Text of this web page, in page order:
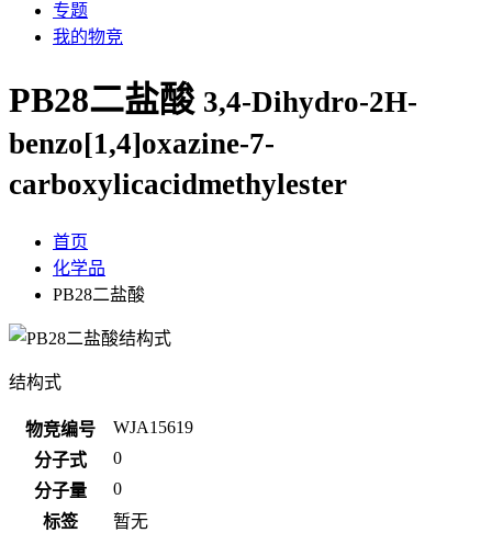
专题
我的物竞
PB28二盐酸 3,4-Dihydro-2H-
benzo[1,4]oxazine-7-
carboxylicacidmethylester
首页
化学品
PB28二盐酸
结构式
物竞编号
WJA15619
分子式
0
分子量
0
标签
暂无